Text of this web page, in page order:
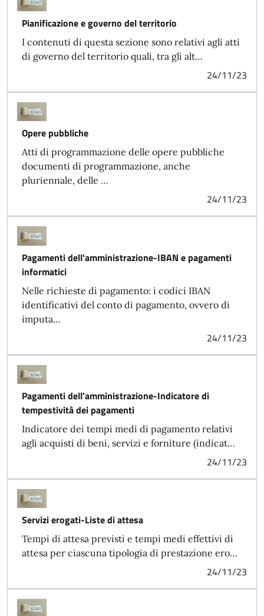
Pianificazione e governo del territorio
I contenuti di questa sezione sono relativi agli atti
di governo del territorio quali, tra gli alt…
24/11/23
Opere pubbliche
Atti di programmazione delle opere pubbliche
documenti di programmazione, anche
pluriennale, delle …
24/11/23
Pagamenti dell'amministrazione-IBAN e pagamenti
informatici
Nelle richieste di pagamento: i codici IBAN
identificativi del conto di pagamento, ovvero di
imputa…
24/11/23
Pagamenti dell'amministrazione-Indicatore di
tempestività dei pagamenti
Indicatore dei tempi medi di pagamento relativi
agli acquisti di beni, servizi e forniture (indicat…
24/11/23
Servizi erogati-Liste di attesa
Tempi di attesa previsti e tempi medi effettivi di
attesa per ciascuna tipologia di prestazione ero…
24/11/23